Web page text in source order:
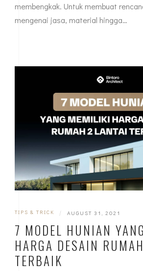
membengkak. Untuk membuat
mengenai jasa, material hingga…
TIPS & TRICK | AUGUST 31, 2021
7 MODEL HUNIAN
HARGA DESAIN
TERBAIK